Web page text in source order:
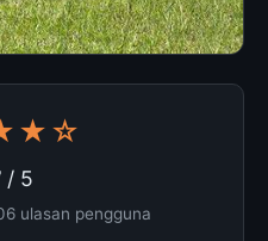
/ 5
ulasan pengguna